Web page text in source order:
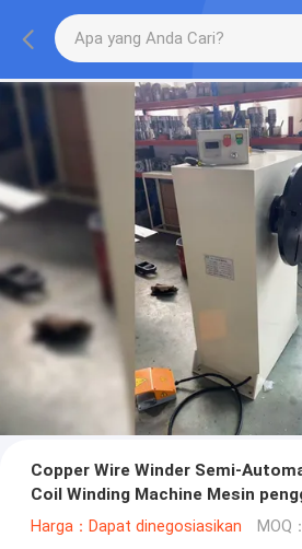
Copper Wire Winder Semi-
Coil Winding Machine Mesin
tembaga
Harga：Dapat dinegosiasikan MOQ